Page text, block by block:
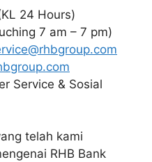
24 Hours)
7 am – 7 pm)
Service & Sosial
telah kami
RHB Bank